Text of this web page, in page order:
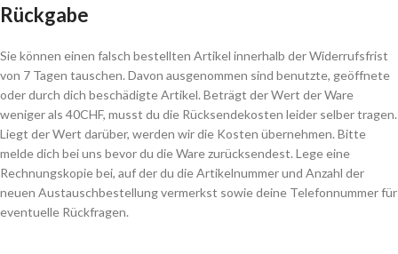
Rückgabe
Sie können einen falsch bestellten Artikel innerhalb der Widerrufsfrist
von 7 Tagen tauschen. Davon ausgenommen sind benutzte, geöffnete
oder durch dich beschädigte Artikel. Beträgt der Wert der Ware
weniger als 40CHF, musst du die Rücksendekosten leider selber tragen.
Liegt der Wert darüber, werden wir die Kosten übernehmen. Bitte
melde dich bei uns bevor du die Ware zurücksendest. Lege eine
Rechnungskopie bei, auf der du die Artikelnummer und Anzahl der
neuen Austauschbestellung vermerkst sowie deine Telefonnummer für
eventuelle Rückfragen.